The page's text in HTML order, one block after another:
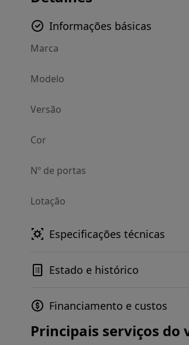
Informações básicas
Marca
Modelo
Versão
Cor
Nº de portas
Lotação
Especificações técnicas
Estado e histórico
Financiamento e custos
Principais serviços do